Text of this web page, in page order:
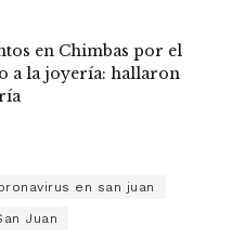
en Chimbas por el
a la joyería: hallaron
en san juan
Juan